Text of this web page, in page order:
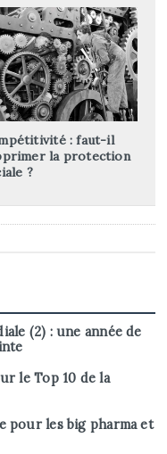
: faut-il
la protection
?
(2) : une année de
le Top 10 de la
pour les big pharma et